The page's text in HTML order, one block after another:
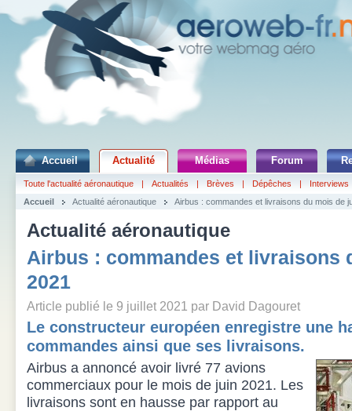
Accueil Actualité Médias Forum
Toute l'actualité aéronautique | Actualités | Brèves | Dépêches |
Interviews
Accueil
Actualité aéronautique Airbus : commandes et livraisons du mois de
Actualité aéronautique
Airbus : commandes et livraisons
2021
Article publié le 9 juillet 2021 par David Dagouret
Le constructeur européen enregistre une
commandes ainsi que ses livraisons.
Airbus a annoncé avoir livré 77 avions
commerciaux pour le mois de juin 2021. Les
livraisons sont en hausse par rapport au